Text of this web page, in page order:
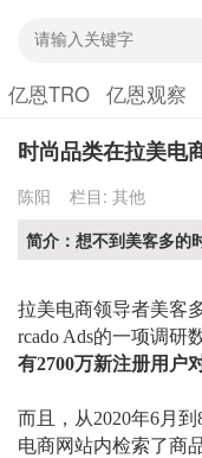
亿恩TRO 亿恩观察
时尚品类在拉美电
陈阳 栏目: 其他
简介：想不到美客多的
拉美电商领导者美客
rcado Ads的一项调研
有2700万新注册用户
而且，从2020年6月
电商网站内检索了商